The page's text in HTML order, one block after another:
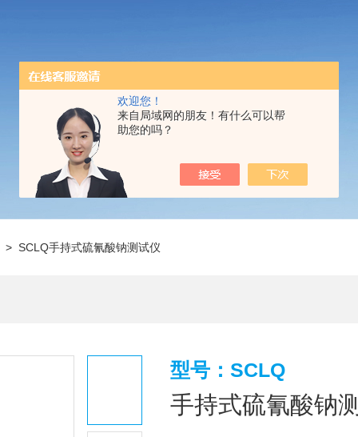
欢迎您！
来自局域网的朋友！有什么可以帮
助您的吗？
> SCLQ手持式硫氰酸钠测试仪
型号：SCLQ
手持式硫氰酸钠